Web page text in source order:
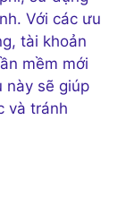
Với các ưu
tài khoản
mềm mới
này sẽ giúp
và tránh